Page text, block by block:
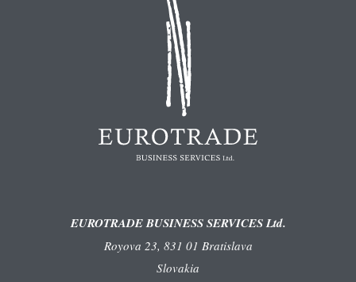
EUROTRADE BUSINESS SERVICES Ltd.
Royova 23, 831 01 Bratislava
Slovakia